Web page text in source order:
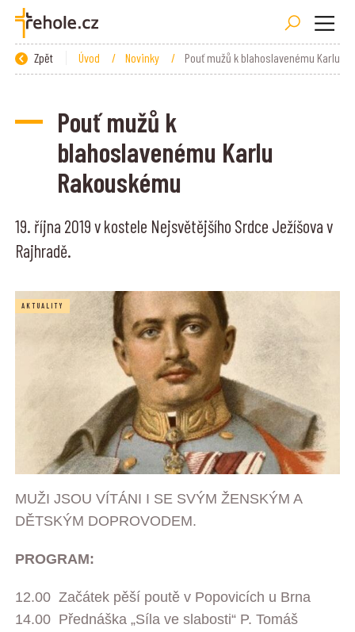
Zpět Úvod / Novinky / Pouť mužů k blahoslavenému Karlu
Pouť mužů k
blahoslavenému Karlu
Rakouskému
19. října 2019 v kostele Nejsvětějšího Srdce Ježíšova v
Rajhradě.
AKTUALITY
MUŽI JSOU VÍTÁNI I SE SVÝM ŽENSKÝM A
DĚTSKÝM DOPROVODEM.
PROGRAM:
12.00 Začátek pěší poutě v Popovicích u Brna
14.00 Přednáška „Síla ve slabosti“ P. Tomáš